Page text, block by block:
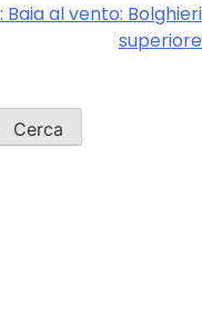
Baia al vento: Bolghieri
superiore
Cerca